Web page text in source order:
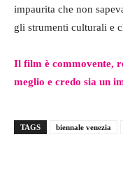
impaurita che non
gli strumenti culturali e
Il film è commovente,
meglio e credo sia un
TAGS biennale venezia